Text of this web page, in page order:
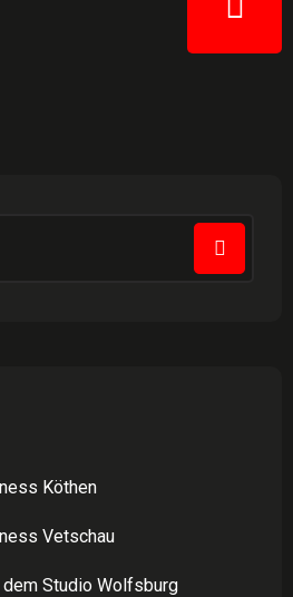
Köthen
Vetschau
Studio Wolfsburg